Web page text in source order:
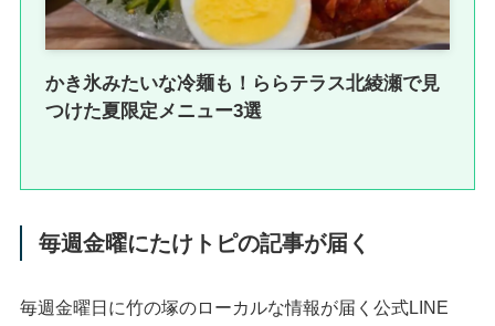
かき氷みたいな冷麺も！ららテラス北綾瀬で見
つけた夏限定メニュー3選
毎週金曜にたけトピの記事が届く
毎週金曜日に竹の塚のローカルな情報が届く公式LINE